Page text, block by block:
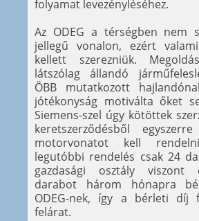
folyamat levezényléséhez.
Az ODEG a térségben nem
jellegű vonalon, ezért
kellett szerezniük.
látszólag állandó
ÖBB mutatkozott
jótékonyság motiválta őket
Siemens-szel úgy kötöttek
keretszerződésből
motorvonatot kell
legutóbbi rendelés csak 24
gazdasági osztály viszont
darabot három hónapra
ODEG-nek, így a bérleti díj
felárat.